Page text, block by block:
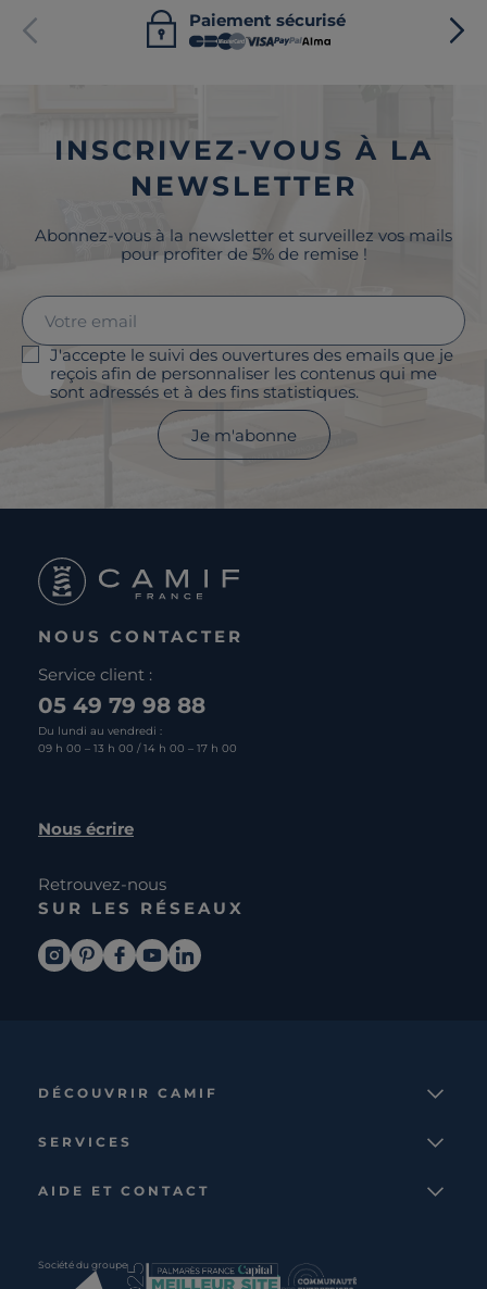
Paiement sécurisé
INSCRIVEZ-VOUS À LA
NEWSLETTER
Abonnez-vous à la newsletter et surveillez vos mails
pour profiter de 5% de remise !
J'accepte le suivi des ouvertures des emails que je
reçois afin de personnaliser les contenus qui me
sont adressés et à des fins statistiques.
Je m'abonne
NOUS CONTACTER
Service client :
05 49 79 98 88
Du lundi au vendredi :
09 h 00 – 13 h 00 / 14 h 00 – 17 h 00
Nous écrire
Retrouvez-nous
SUR LES RÉSEAUX
DÉCOUVRIR CAMIF
Nos collections
Boutique
SERVICES
Carte cadeau Camif
AIDE ET CONTACT
Aide et foire aux questions
Société du groupe